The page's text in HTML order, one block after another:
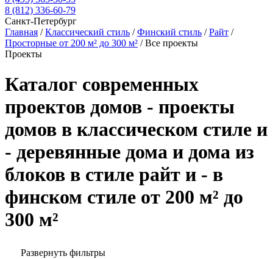
8 (812) 336-60-79
Санкт-Петербург
Главная /Классический стиль /Финский стиль /Райт /
Просторные от 200 м² до 300 м² /Все проекты
Проекты
Каталог современных
проектов домов - проекты
домов в классическом стиле и
- деревянные дома и дома из
блоков в стиле райт и - в
финском стиле от 200 м² до
300 м²
Развернуть фильтры